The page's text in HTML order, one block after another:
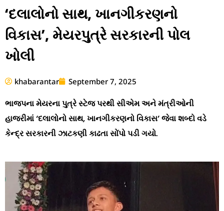
‘દલાલોનો સાથ, ખાનગીકરણનો
વિકાસ’, મેયરપુત્રે સરકારની પોલ
ખોલી
khabarantar September 7, 2025
ભાજપના મેયરના પુત્રે સ્ટેજ પરથી સીએમ અને મંત્રીઓની
હાજરીમાં ‘દલાલોનો સાથ, ખાનગીકરણનો વિકાસ’ જેવા શબ્દો વડે
કેન્દ્ર સરકારની ઝાટકણી કાઢતા સોંપો પડી ગયો.